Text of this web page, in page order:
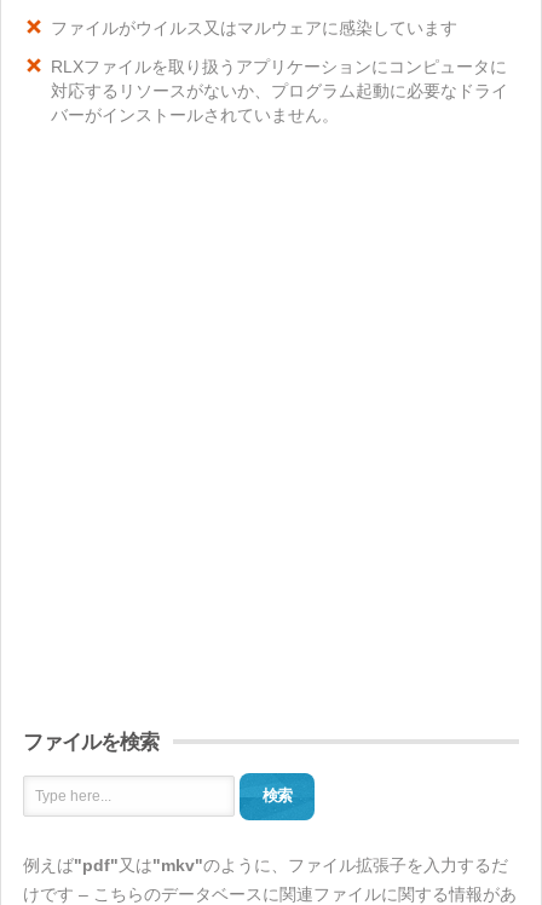
ファイルがウイルス又はマルウェアに感染しています
RLXファイルを取り扱うアプリケーションにコンピュータに
対応するリソースがないか、プログラム起動に必要なドライ
バーがインストールされていません。
ファイルを検索
検索
例えば"pdf"又は"mkv"のように、ファイル拡張子を入力するだ
けです – こちらのデータベースに関連ファイルに関する情報があ